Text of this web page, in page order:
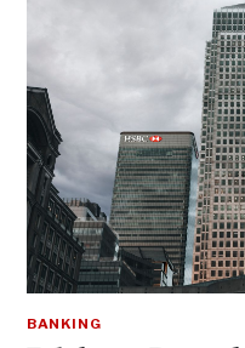
BANKING